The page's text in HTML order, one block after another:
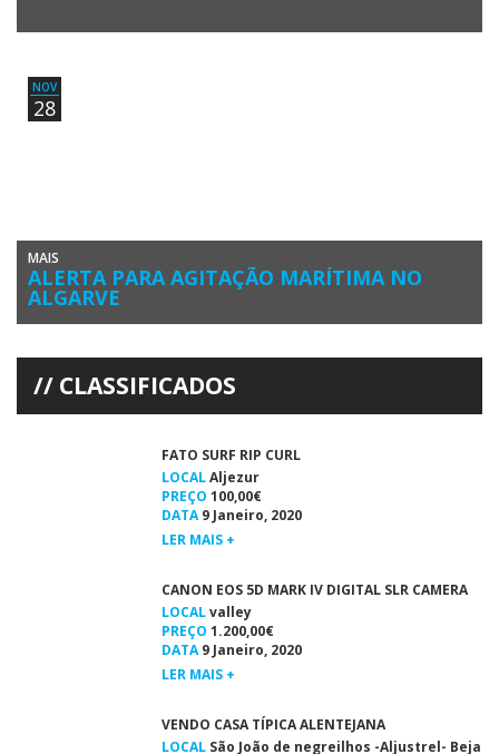
A forte tempestade atlântica em evolução desde o início da semana
NOV
28
MAIS
ALERTA PARA AGITAÇÃO MARÍTIMA NO
ALGARVE
O Instituto Português do Mar e da Atmosfera (IPMA) emitiu hoje um
CLASSIFICADOS
FATO SURF RIP CURL
LOCALAljezur
PREÇO 100,00€
DATA9 Janeiro, 2020
LER MAIS +
CANON EOS 5D MARK IV DIGITAL SLR CAMERA
LOCALvalley
PREÇO 1.200,00€
DATA9 Janeiro, 2020
LER MAIS +
VENDO CASA TÍPICA ALENTEJANA
LOCAL São João de negreilhos -Aljustrel- Beja